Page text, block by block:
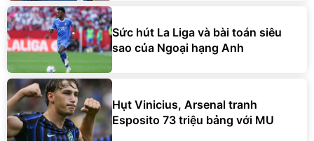
Sức hút La Liga và bài toán siêu
sao của Ngoại hạng Anh
Hụt Vinicius, Arsenal tranh
Esposito 73 triệu bảng với MU